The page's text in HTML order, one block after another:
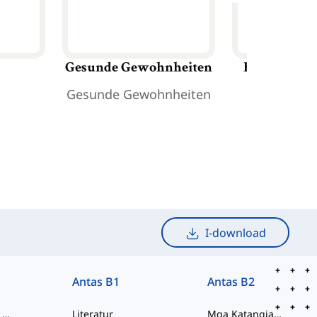
Gesunde Gewohnheiten
Gesunde Gewohnheiten
Häufige
I-download
Pinalawak na pamilya
Antas B1
Literatur
Antas B2
Mga Katangian ng Tao